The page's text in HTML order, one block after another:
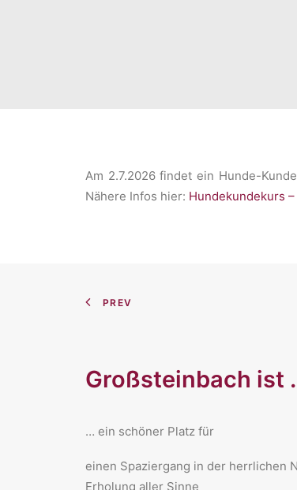
Am 2.7.2026 findet ein Hunde-
Nähere Infos hier: Hundekundekurs
PREV
Großsteinbach ist
… ein schöner Platz für
​einen Spaziergang in der herrlichen
Erholung aller Sinne